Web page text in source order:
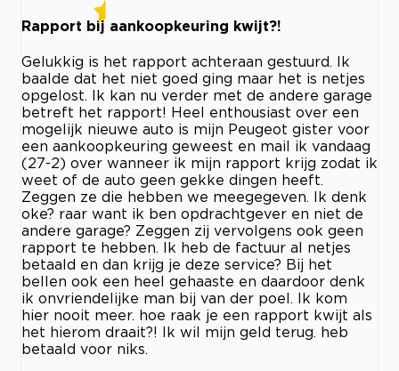
Rapport bij aankoopkeuring kwijt?!
Gelukkig is het rapport achteraan gestuurd. Ik
baalde dat het niet goed ging maar het is netjes
opgelost. Ik kan nu verder met de andere garage
betreft het rapport! Heel enthousiast over een
mogelijk nieuwe auto is mijn Peugeot gister voor
een aankoopkeuring geweest en mail ik vandaag
(27-2) over wanneer ik mijn rapport krijg zodat ik
weet of de auto geen gekke dingen heeft.
Zeggen ze die hebben we meegegeven. Ik denk
oke? raar want ik ben opdrachtgever en niet de
andere garage? Zeggen zij vervolgens ook geen
rapport te hebben. Ik heb de factuur al netjes
betaald en dan krijg je deze service? Bij het
bellen ook een heel gehaaste en daardoor denk
ik onvriendelijke man bij van der poel. Ik kom
hier nooit meer. hoe raak je een rapport kwijt als
het hierom draait?! Ik wil mijn geld terug. heb
betaald voor niks.